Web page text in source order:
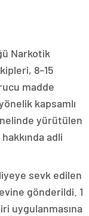
Narkotik
8–15
madde
kapsamlı
yürütülen
adli
sevk edilen
gönderildi. 1
uygulanmasına